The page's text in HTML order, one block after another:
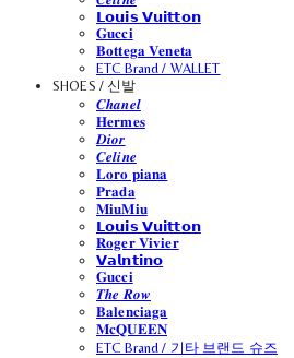
𝗟𝗼𝘂𝗶𝘀 𝗩𝘂𝗶𝘁𝘁𝗼𝗻
𝐆𝐮𝐜𝐜𝐢
𝐁𝐨𝐭𝐭𝐞𝐠𝐚 𝐕𝐞𝐧𝐞𝐭𝐚
ETC Brand / WALLET
SHOES / 신발
𝑪𝒉𝒂𝒏𝒆𝒍
𝐇𝐞𝐫𝐦𝐞𝐬
𝑫𝒊𝒐𝒓
𝑪𝒆𝒍𝒊𝒏𝒆
𝐋𝐨𝐫𝐨 𝐩𝐢𝐚𝐧𝐚
𝐏𝐫𝐚𝐝𝐚
𝐌𝐢𝐮𝐌𝐢𝐮
𝗟𝗼𝘂𝗶𝘀 𝗩𝘂𝗶𝘁𝘁𝗼𝗻
𝐑𝐨𝐠𝐞𝐫 𝐕𝐢𝐯𝐢𝐞𝐫
𝗩𝗮𝗹𝗻𝘁𝗶𝗻𝗼
𝐆𝐮𝐜𝐜𝐢
𝑻𝒉𝒆 𝑹𝒐𝒘
𝐁𝐚𝐥𝐞𝐧𝐜𝐢𝐚𝐠𝐚
𝐌𝐜𝐐𝐔𝐄𝐄𝐍
ETC Brand / 기타 브랜드 슈즈